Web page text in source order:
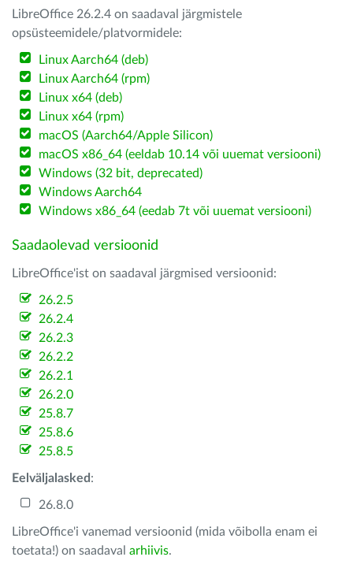
LibreOffice 26.2.4 on saadaval järgmistele
opsüsteemidele/platvormidele:
Linux Aarch64 (deb)
Linux Aarch64 (rpm)
Linux x64 (deb)
Linux x64 (rpm)
macOS (Aarch64/Apple Silicon)
macOS x86_64 (eeldab 10.14 või uuemat versiooni)
Windows (32 bit, deprecated)
Windows Aarch64
Windows x86_64 (eedab 7t või uuemat versiooni)
Saadaolevad versioonid
LibreOffice'ist on saadaval järgmised versioonid:
26.2.5
26.2.4
26.2.3
26.2.2
26.2.1
26.2.0
25.8.7
25.8.6
25.8.5
Eelväljalasked :
26.8.0
LibreOffice'i vanemad versioonid (mida võibolla enam ei
toetata!) on saadaval arhiivis.